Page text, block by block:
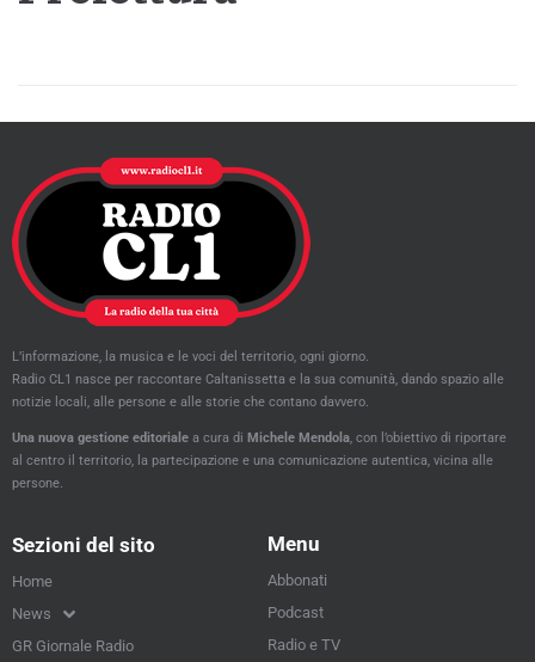
L’informazione, la musica e le voci del territorio, ogni giorno.
Radio CL1 nasce per raccontare Caltanissetta e la sua comunità, dando spazio alle
notizie locali, alle persone e alle storie che contano davvero.
Una nuova gestione editoriale a cura di Michele Mendola, con l’obiettivo di riportare
al centro il territorio, la partecipazione e una comunicazione autentica, vicina alle
persone.
Sezioni del sito
Home
News
GR Giornale Radio
Menu
Abbonati
Podcast
Radio e TV